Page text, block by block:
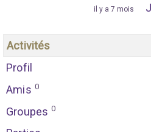
il y a 7 mois
Activités
Profil
Amis 0
Groupes 0